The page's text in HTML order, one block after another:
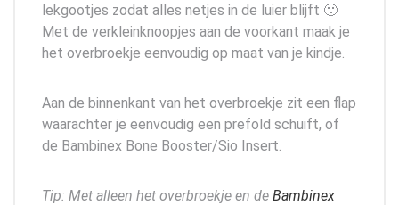
lekgootjes zodat alles netjes in de luier blijft 🙂
Met de verkleinknoopjes aan de voorkant maak je
het overbroekje eenvoudig op maat van je kindje.
Aan de binnenkant van het overbroekje zit een flap
waarachter je eenvoudig een prefold schuift, of
de Bambinex Bone Booster/Sio Insert.
Tip: Met alleen het overbroekje en de Bambinex